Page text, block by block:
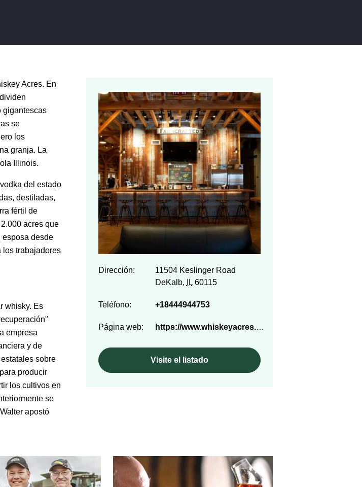
Dirección:
11504 Keslinger Road
DeKalb,
IL60115
Teléfono: +18444944753
Página web: https://www.whiskeyacres.com/
Visite el listado
Acres. En
gigantescas
se
los
granja. La
Illinois.
del estado
destiladas,
fértil de
acres que
esposa desde
los trabajadores
whisky. Es
empresa
y de
sobre
producir
los cultivos en
se
apostó